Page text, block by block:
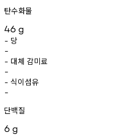
탄수화물
46 g
- 당
-
- 대체 감미료
-
- 식이섬유
-
단백질
6 g